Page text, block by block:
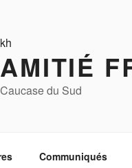
du Sud
Communiqués